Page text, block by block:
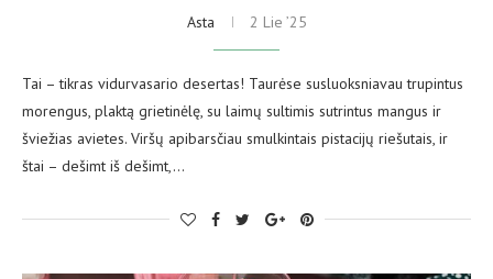
Asta 2 Lie ’25
Tai – tikras vidurvasario desertas! Taurėse susluoksniavau trupintus
morengus, plaktą grietinėlę, su laimų sultimis sutrintus mangus ir
šviežias avietes. Viršų apibarsčiau smulkintais pistacijų riešutais, ir
štai – dešimt iš dešimt,…